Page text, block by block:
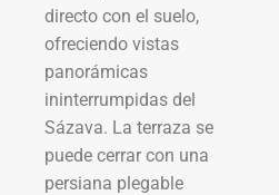
directo con el suelo,
ofreciendo vistas
panorámicas
ininterrumpidas del
Sázava. La terraza se
puede cerrar con una
persiana plegable